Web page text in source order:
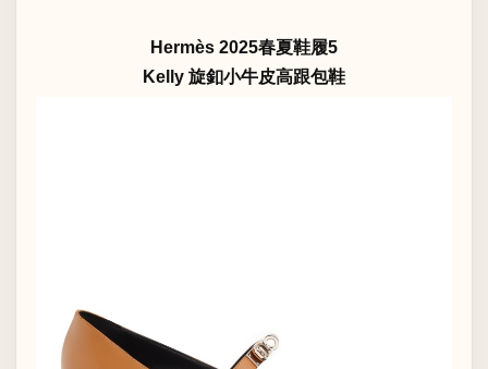
Hermès 2025春夏鞋履5
Kelly 旋釦小牛皮高跟包鞋